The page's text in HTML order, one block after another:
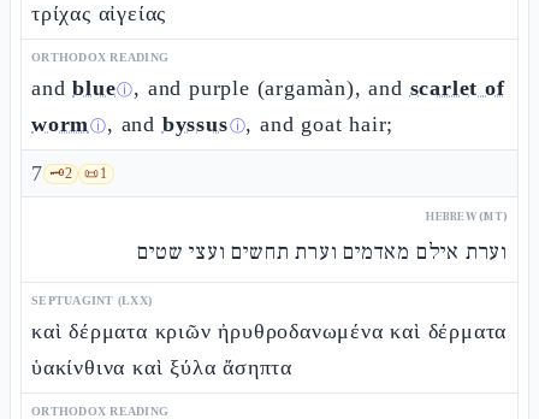
τρίχας αἰγείας
ORTHODOX READING
andblueⓘ, and purple (argamàn), and scarlet of
wormⓘ, and byssusⓘ, and goat hair;
7 🗝️2 📜1
HEBREW (MT)
וערת אילם מאדמים וערת תחשים ועצי שטים
SEPTUAGINT (LXX)
καὶ δέρματα κριῶν ἠρυθροδανωμένα καὶ δέρματα
ὑακίνθινα καὶ ξύλα ἄσηπτα
ORTHODOX READING